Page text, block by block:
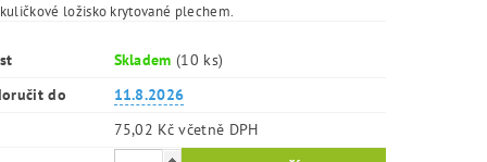
ložisko krytované plechem.
Skladem(10 ks)
do
11.8.2026
75,02 Kč včetně DPH